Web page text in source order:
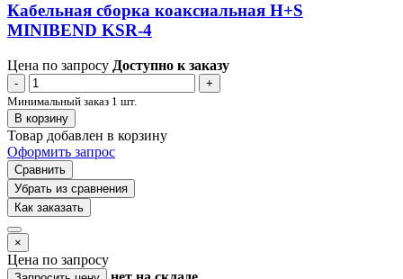
Кабельная сборка коаксиальная H+S
MINIBEND KSR-4
Цена по запросу Доступно к заказу
-
+
Минимальный заказ 1 шт.
В корзину
Товар добавлен в корзину
Оформить запрос
Сравнить
Убрать из сравнения
Как заказать
×
Цена по запросу